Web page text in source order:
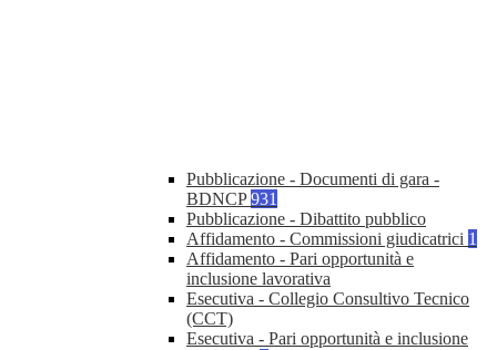
Pubblicazione - Documenti di gara -
BDNCP931
Pubblicazione - Dibattito pubblico
Affidamento - Commissioni giudicatrici 1
Affidamento - Pari opportunità e
inclusione lavorativa
Esecutiva - Collegio Consultivo Tecnico
(CCT)
Esecutiva - Pari opportunità e inclusione